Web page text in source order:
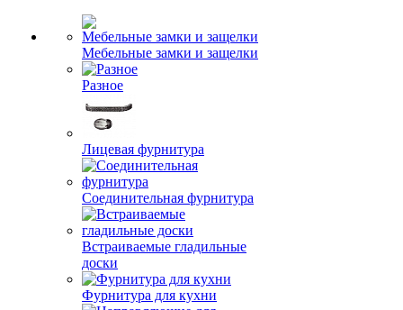
Мебельные замки и защелки
Разное
Лицевая фурнитура
Соединительная фурнитура
Встраиваемые гладильные
доски
Фурнитура для кухни